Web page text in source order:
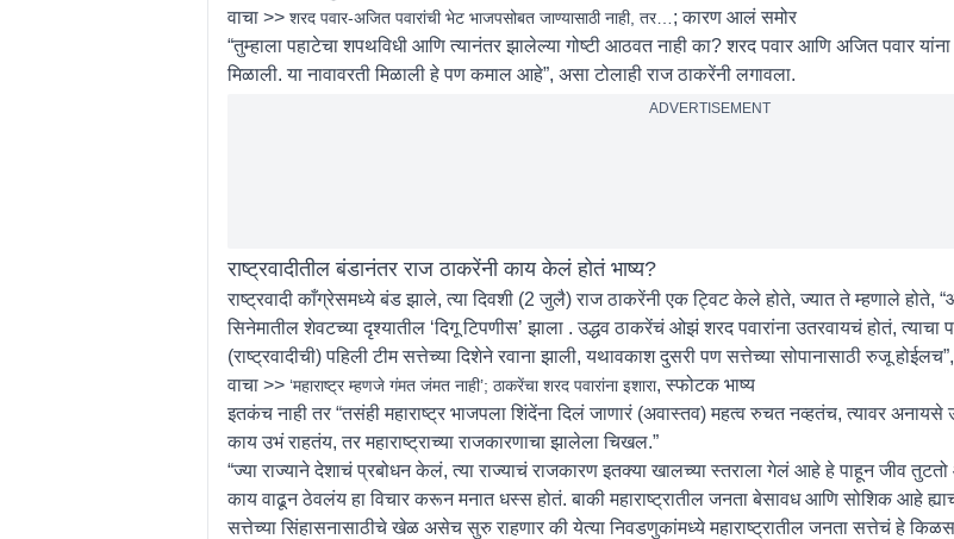
वाचा >> शरद पवार-अजित पवारांची भेट भाजपसोबत जाण्यासाठी नाही, तर… ; कारण आलं समोर
“तुम्हाला पहाटेचा शपथविधी आणि त्यानंतर झालेल्या गोष्टी आठवत नाही का? शरद पवार आणि अजित पवार यांना
मिळाली. या नावावरती मिळाली हे पण कमाल आहे”, असा टोलाही राज ठाकरेंनी लगावला.
ADVERTISEMENT
राष्ट्रवादीतील बंडानंतर राज ठाकरेंनी काय केलं होतं भाष्य?
राष्ट्रवादी काँग्रेसमध्ये बंड झाले, त्या दिवशी (2 जुलै) राज ठाकरेंनी एक ट्विट केले होते, ज्यात ते म्हणाले होते,
सिनेमातील शेवटच्या दृश्यातील ‘दिगू टिपणीस’ झाला . उद्धव ठाकरेंचं ओझं शरद पवारांना उतरवायचं होतं,
(राष्ट्रवादीची) पहिली टीम सत्तेच्या दिशेने रवाना झाली, यथावकाश दुसरी पण सत्तेच्या सोपानासाठी रुजू
वाचा >> ‘महाराष्ट्र म्हणजे गंमत जंमत नाही’; ठाकरेंचा शरद पवारांना इशारा, स्फोटक भाष्य
इतकंच नाही तर “तसंही महाराष्ट्र भाजपला शिंदेंना दिलं जाणारं (अवास्तव) महत्व रुचत नव्हतंच, त्यावर अनायसे
काय उभं राहतंय, तर महाराष्ट्राच्या राजकारणाचा झालेला चिखल.”
“ज्या राज्याने देशाचं प्रबोधन केलं, त्या राज्याचं राजकारण इतक्या खालच्या स्तराला गेलं आहे हे पाहून जीव
काय वाढून ठेवलंय हा विचार करून मनात धस्स होतं. बाकी महाराष्ट्रातील जनता बेसावध आणि सोशिक आहे
सत्तेच्या सिंहासनासाठीचे खेळ असेच सुरु राहणार की येत्या निवडणुकांमध्ये महाराष्ट्रातील जनता सत्तेचं हे